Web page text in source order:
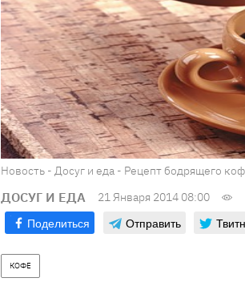
Новость - Досуг и еда - Рецепт бодрящего
ДОСУГ И ЕДА 21 Января 2014 08:00
Поделиться Отправить
КОФЕ